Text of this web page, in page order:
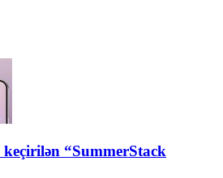
“SummerStack